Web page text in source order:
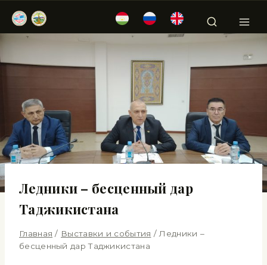
Ледники – бесценный дар
Таджикистана
Главная / Выставки и события / Ледники –
бесценный дар Таджикистана